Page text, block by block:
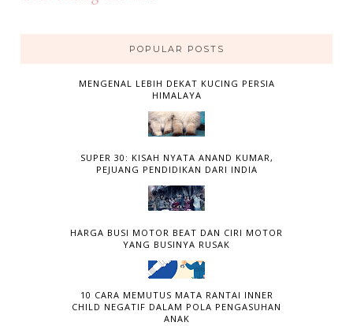
POPULAR POSTS
MENGENAL LEBIH DEKAT KUCING PERSIA
HIMALAYA
SUPER 30: KISAH NYATA ANAND KUMAR,
PEJUANG PENDIDIKAN DARI INDIA
HARGA BUSI MOTOR BEAT DAN CIRI MOTOR
YANG BUSINYA RUSAK
10 CARA MEMUTUS MATA RANTAI INNER
CHILD NEGATIF DALAM POLA PENGASUHAN
ANAK